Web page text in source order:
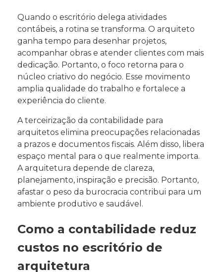
Quando o escritório delega atividades
contábeis, a rotina se transforma. O arquiteto
ganha tempo para desenhar projetos,
acompanhar obras e atender clientes com mais
dedicação. Portanto, o foco retorna para o
núcleo criativo do negócio. Esse movimento
amplia qualidade do trabalho e fortalece a
experiência do cliente.
A terceirização da contabilidade para
arquitetos elimina preocupações relacionadas
a prazos e documentos fiscais. Além disso, libera
espaço mental para o que realmente importa.
A arquitetura depende de clareza,
planejamento, inspiração e precisão. Portanto,
afastar o peso da burocracia contribui para um
ambiente produtivo e saudável.
Como a contabilidade reduz
custos no escritório de
arquitetura